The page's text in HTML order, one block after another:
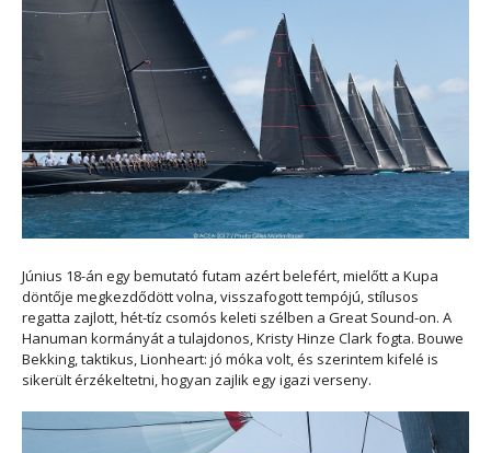
Június 18-án egy bemutató futam azért belefért, mielőtt a Kupa
döntője megkezdődött volna, visszafogott tempójú, stílusos
regatta zajlott, hét-tíz csomós keleti szélben a Great Sound-on. A
Hanuman kormányát a tulajdonos, Kristy Hinze Clark fogta. Bouwe
Bekking, taktikus, Lionheart: jó móka volt, és szerintem kifelé is
sikerült érzékeltetni, hogyan zajlik egy igazi verseny.